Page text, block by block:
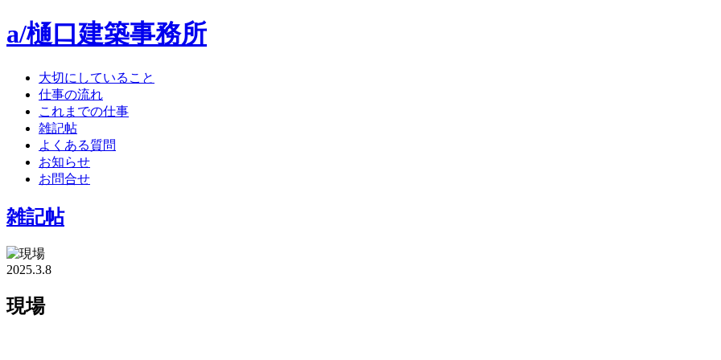
a/樋口建築事務所
大切にしていること
仕事の流れ
これまでの仕事
雑記帖
よくある質問
お知らせ
お問合せ
雑記帖
2025.3.8
現場